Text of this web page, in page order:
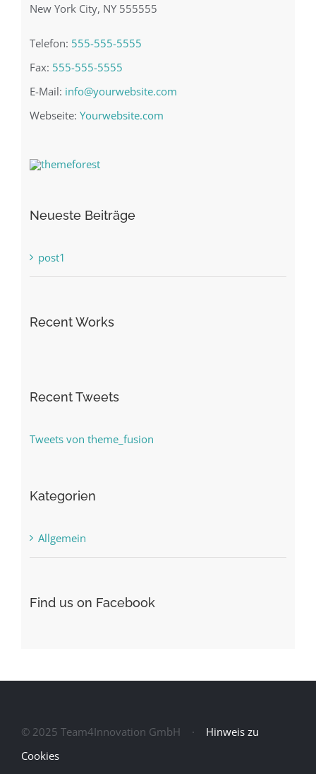
New York City, NY 555555
Telefon: 555-555-5555
Fax: 555-555-5555
E-Mail: info@yourwebsite.com
Webseite: Yourwebsite.com
Neueste Beiträge
post1
Recent Works
Recent Tweets
Tweets von theme_fusion
Kategorien
Allgemein
Find us on Facebook
© 2025 Team4Innovation GmbH · Hinweis zu
Cookies